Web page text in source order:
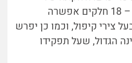
המראה הראשית ל – 18 חלקים אפשרה
צירי קיפול, וכמו כן יפרש
הגדול, שעל תפקידו